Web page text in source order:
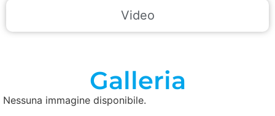
Video
Galleria
Nessuna immagine disponibile.